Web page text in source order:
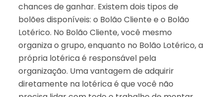
chances de ganhar. Existem dois tipos de
bolões disponíveis: o Bolão Cliente e o Bolão
Lotérico. No Bolão Cliente, você mesmo
organiza o grupo, enquanto no Bolão Lotérico, a
própria lotérica é responsável pela
organização. Uma vantagem de adquirir
diretamente na lotérica é que você não